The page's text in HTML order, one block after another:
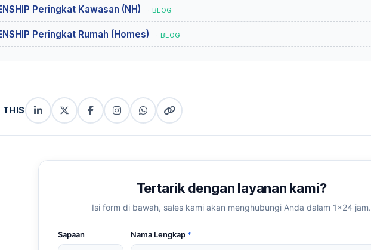
Peringkat Kawasan (NH) · BLOG
Peringkat Rumah (Homes) · BLOG
THIS
LinkedIn
X
(Twitter)
FacebookInstagram
(copy
WhatsApp
Copy
link
Tertarik dengan layanan kami?
Isi form di bawah, sales kami akan menghubungi Anda dalam 1×24 jam.
Sapaan Nama Lengkap *